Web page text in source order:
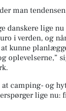
man
danskere lige
i verden, og
kunne
oplevelserne,”
camping- og
lige